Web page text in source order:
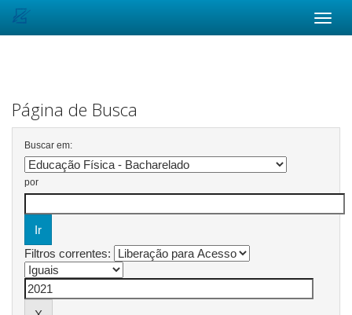
Página de Busca
Buscar em:
por
Filtros correntes: